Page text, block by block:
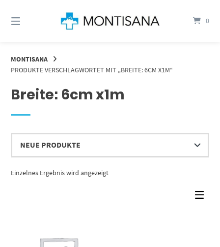
zum
0
MONTISANA
PRODUKTE VERSCHLAGWORTET MIT „BREITE: 6CM X1M“
Breite: 6cm x1m
Einzelnes Ergebnis wird angezeigt